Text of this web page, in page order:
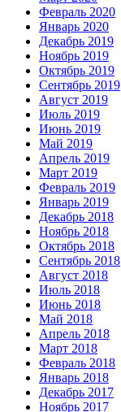
Февраль 2020
Январь 2020
Декабрь 2019
Ноябрь 2019
Октябрь 2019
Сентябрь 2019
Август 2019
Июль 2019
Июнь 2019
Май 2019
Апрель 2019
Март 2019
Февраль 2019
Январь 2019
Декабрь 2018
Ноябрь 2018
Октябрь 2018
Сентябрь 2018
Август 2018
Июль 2018
Июнь 2018
Май 2018
Апрель 2018
Март 2018
Февраль 2018
Январь 2018
Декабрь 2017
Ноябрь 2017